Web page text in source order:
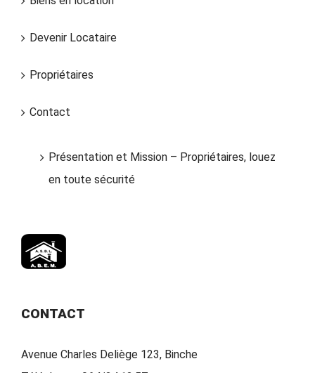
Devenir Locataire
Propriétaires
Contact
Présentation et Mission – Propriétaires, louez
en toute sécurité
CONTACT
Avenue Charles Deliège 123, Binche